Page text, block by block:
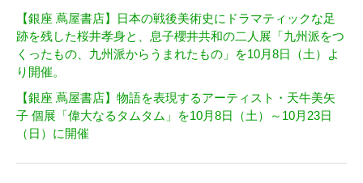
【銀座 蔦屋書店】日本の戦後美術史にドラマティックな足
跡を残した桜井孝身と、息子櫻井共和の二人展「九州派をつ
くったもの、九州派からうまれたもの」を10月8日（土）よ
り開催。
【銀座 蔦屋書店】物語を表現するアーティスト・天牛美矢
子 個展「偉大なるタムタム」を10月8日（土）～10月23日
（日）に開催